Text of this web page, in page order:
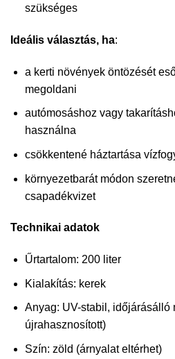
szükséges
Ideális választás, ha:
a kerti növények öntözését
megoldani
autómosáshoz vagy
használna
csökkentené háztartása
környezetbarát módon
csapadékvizet
Technikai adatok
Űrtartalom: 200 liter
Kialakítás: kerek
Anyag: UV-stabil, időjárásálló
újrahasznosított)
Szín: zöld (árnyalat eltérhet)